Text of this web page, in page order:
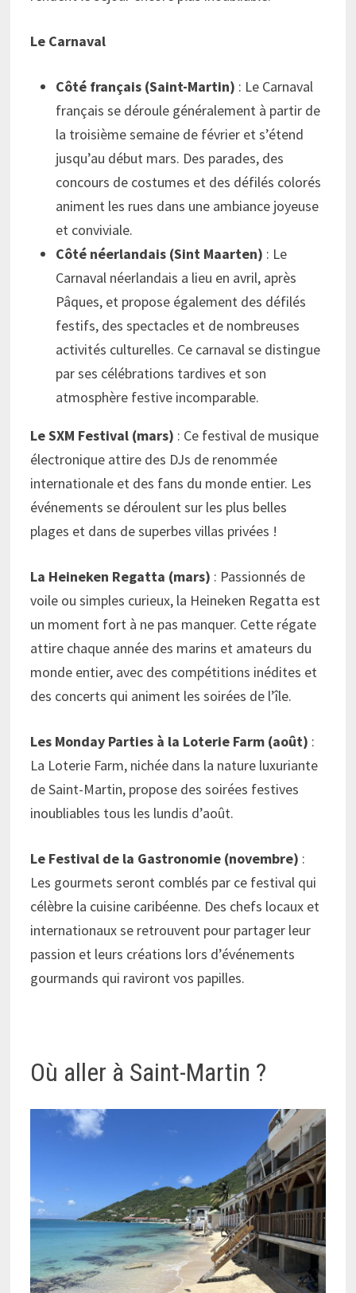
Le Carnaval
Côté français (Saint-Martin) : Le Carnaval
français se déroule généralement à partir de
la troisième semaine de février et s’étend
jusqu’au début mars. Des parades, des
concours de costumes et des défilés colorés
animent les rues dans une ambiance joyeuse
et conviviale.
Côté néerlandais (Sint Maarten) : Le
Carnaval néerlandais a lieu en avril, après
Pâques, et propose également des défilés
festifs, des spectacles et de nombreuses
activités culturelles. Ce carnaval se distingue
par ses célébrations tardives et son
atmosphère festive incomparable.
Le SXM Festival (mars) : Ce festival de musique
électronique attire des DJs de renommée
internationale et des fans du monde entier. Les
événements se déroulent sur les plus belles
plages et dans de superbes villas privées !
La Heineken Regatta (mars) : Passionnés de
voile ou simples curieux, la Heineken Regatta est
un moment fort à ne pas manquer. Cette régate
attire chaque année des marins et amateurs du
monde entier, avec des compétitions inédites et
des concerts qui animent les soirées de l’île.
Les Monday Parties à la Loterie Farm (août) :
La Loterie Farm, nichée dans la nature luxuriante
de Saint-Martin, propose des soirées festives
inoubliables tous les lundis d’août.
Le Festival de la Gastronomie (novembre) :
Les gourmets seront comblés par ce festival qui
célèbre la cuisine caribéenne. Des chefs locaux et
internationaux se retrouvent pour partager leur
passion et leurs créations lors d’événements
gourmands qui raviront vos papilles.
Où aller à Saint-Martin ?